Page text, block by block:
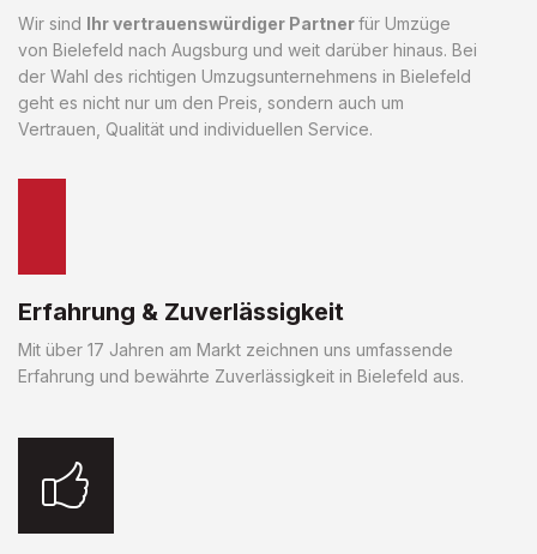
Wir sind Ihr vertrauenswürdiger Partnerfür Umzüge
von Bielefeld nach Augsburg und weit darüber hinaus. Bei
der Wahl des richtigen Umzugsunternehmens in Bielefeld
geht es nicht nur um den Preis, sondern auch um
Vertrauen, Qualität und individuellen Service.
Erfahrung & Zuverlässigkeit
Mit über 17 Jahren am Markt zeichnen uns umfassende
Erfahrung und bewährte Zuverlässigkeit in Bielefeld aus.